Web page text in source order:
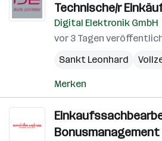
Technische/r
Digital Elektronik GmbH
vor 3 Tagen
Sankt Leonhard
Merken